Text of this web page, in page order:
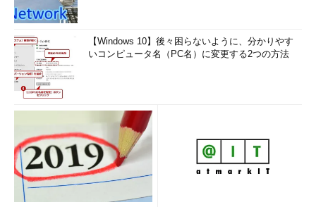
【Windows 10】後々困らないように、分かりやす
いコンピュータ名（PC名）に変更する2つの方法